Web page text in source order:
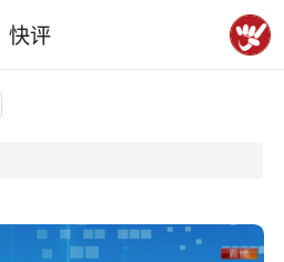
快评
下拉刷新